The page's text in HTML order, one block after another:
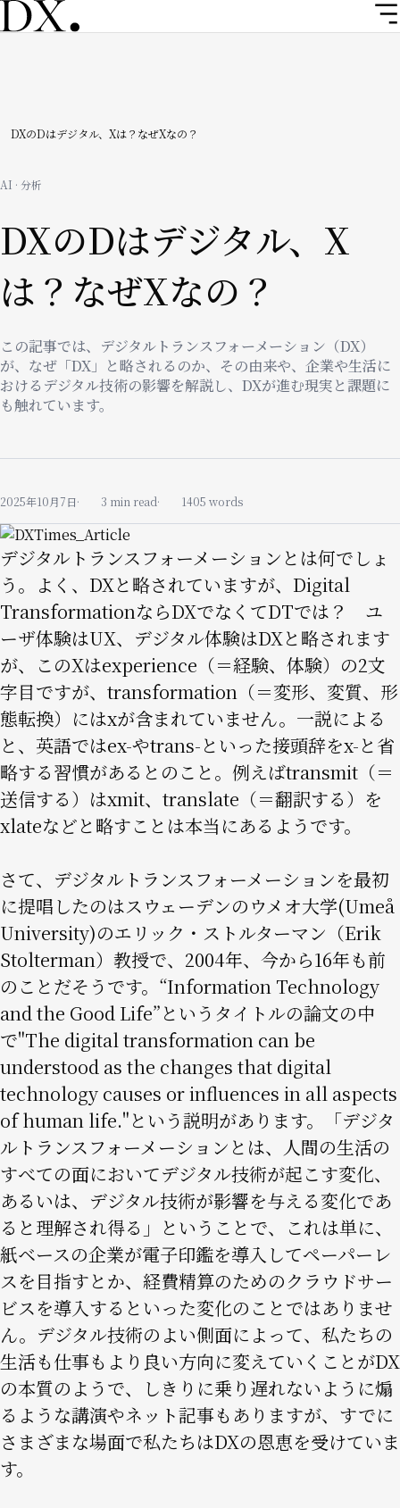
メ
イ
ン
移
パ
ン
ず
DXのDはデジタル、Xは？なぜXなの？
AI · 分析
DXのDはデジタル、X
は？なぜXなの？
この記事では、デジタルトランスフォーメーション（DX）
が、なぜ「DX」と略されるのか、その由来や、企業や生活に
おけるデジタル技術の影響を解説し、DXが進む現実と課題に
も触れています。
2025年10月7日 3 min read 1405 words
Image
デジタルトランスフォーメーションとは何でしょ
う。よく、DXと略されていますが、Digital
TransformationならDXでなくてDTでは？ ユ
ーザ体験はUX、デジタル体験はDXと略されます
が、このXはexperience（＝経験、体験）の2文
字目ですが、transformation（＝変形、変質、形
態転換）にはxが含まれていません。一説による
と、英語ではex-やtrans-といった接頭辞をx-と省
略する習慣があるとのこと。例えばtransmit（＝
送信する）はxmit、translate（＝翻訳する）を
xlateなどと略すことは本当にあるようです。
さて、デジタルトランスフォーメーションを最初
に提唱したのはスウェーデンのウメオ大学(Umeå
University)のエリック・ストルターマン（Erik
Stolterman）教授で、2004年、今から16年も前
のことだそうです。“Information Technology
and the Good Life”というタイトルの論文の中
で"The digital transformation can be
understood as the changes that digital
technology causes or influences in all aspects
of human life."という説明があります。「デジタ
ルトランスフォーメーションとは、人間の生活の
すべての面においてデジタル技術が起こす変化、
あるいは、デジタル技術が影響を与える変化であ
ると理解され得る」ということで、これは単に、
紙ベースの企業が電子印鑑を導入してペーパーレ
スを目指すとか、経費精算のためのクラウドサー
ビスを導入するといった変化のことではありませ
ん。デジタル技術のよい側面によって、私たちの
生活も仕事もより良い方向に変えていくことがDX
の本質のようで、しきりに乗り遅れないように煽
るような講演やネット記事もありますが、すでに
さまざまな場面で私たちはDXの恩恵を受けていま
す。